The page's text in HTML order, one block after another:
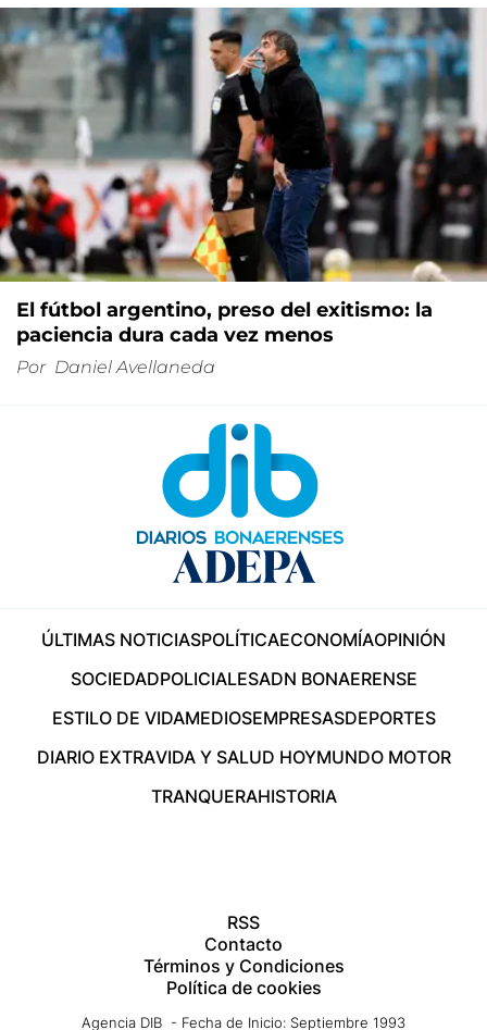
El fútbol argentino, preso del exitismo: la
paciencia dura cada vez menos
Por Daniel Avellaneda
ÚLTIMAS NOTICIASPOLÍTICAECONOMÍAOPINIÓN
SOCIEDADPOLICIALESADN BONAERENSE
ESTILO DE VIDAMEDIOSEMPRESASDEPORTES
DIARIO EXTRAVIDA Y SALUD HOYMUNDO MOTOR
TRANQUERAHISTORIA
RSS
Contacto
Términos y Condiciones
Política de cookies
Agencia DIB - Fecha de Inicio: Septiembre 1993